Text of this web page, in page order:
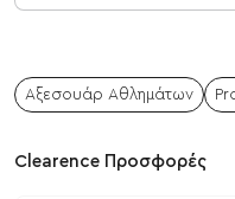
Αξεσουάρ Αθλημάτων
Clearence Προσφορές